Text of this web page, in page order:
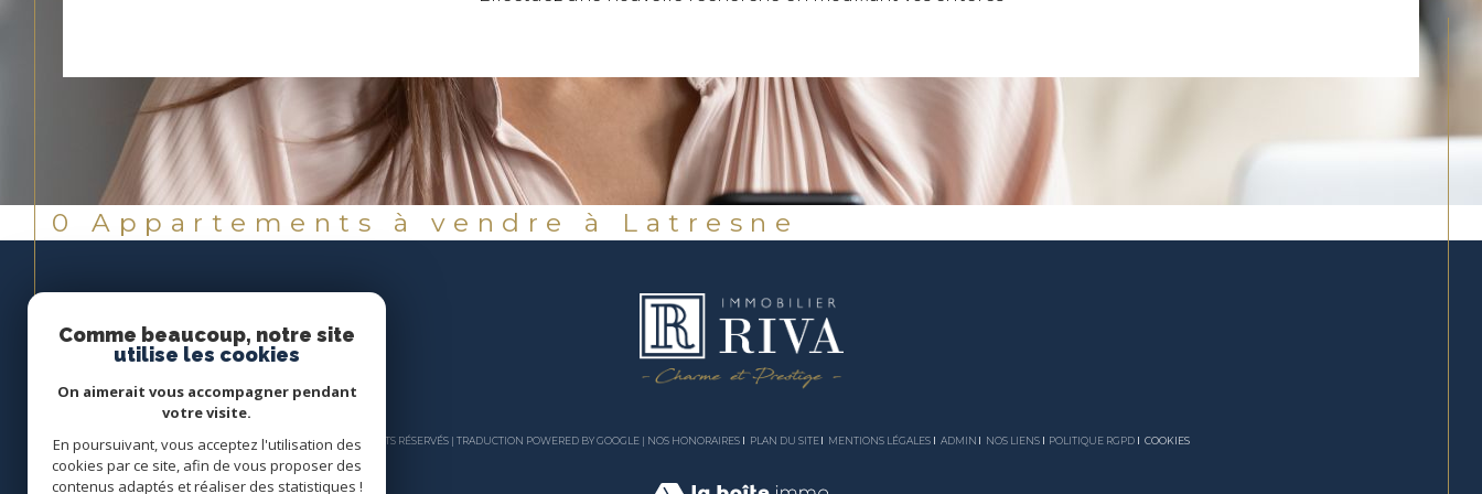
0 Appartements à vendre à Latresne
© 2026 | TOUS DROITS RÉSERVÉS | TRADUCTION POWERED BY GOOGLE | NOS HONORAIRES PLAN DU SITE MENTIONS LÉGALES ADMIN NOS LIENS POLITIQUE RGPD COOKIES
Comme beaucoup, notre site
utilise les cookies
On aimerait vous accompagner pendant
votre visite.
En poursuivant, vous acceptez l'utilisation des
cookies par ce site, afin de vous proposer des
contenus adaptés et réaliser des statistiques !